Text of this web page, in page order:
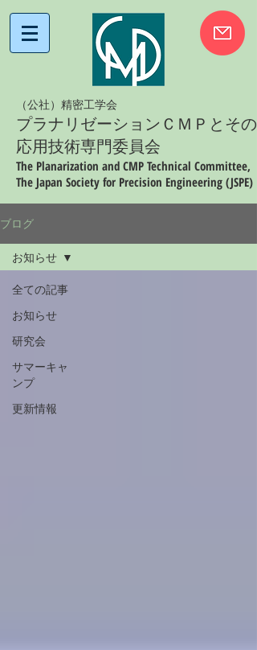
（公社）精密工学会
プラナリゼーションＣＭＰとその
応用技術専門委員会
The Planarization and CMP Technical Committee,
The Japan Society for Precision Engineering (JSPE)
ブログ
全ての記事
お知らせ
研究会
サマーキャ
ンプ
更新情報
お知らせ